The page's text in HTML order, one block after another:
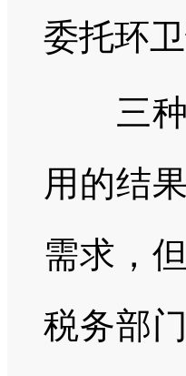
委托环
三种
用的结
需求，
税务部